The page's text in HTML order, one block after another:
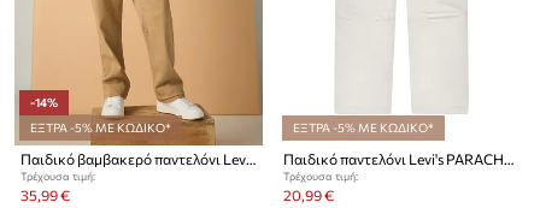
-14%
ΕΞΤΡΑ -5% ΜΕ ΚΩΔΙΚΟ*
Τρέχουσα τιμή:
35,99 €
ΕΞΤΡΑ -5% ΜΕ ΚΩΔΙΚΟ*
Τρέχουσα τιμή:
20,99 €